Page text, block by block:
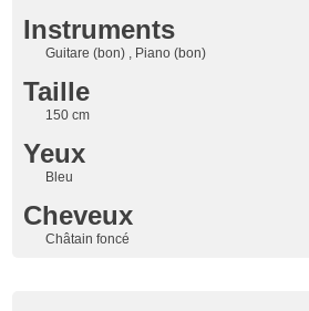
Instruments
Guitare (bon) , Piano (bon)
Taille
150 cm
Yeux
Bleu
Cheveux
Châtain foncé